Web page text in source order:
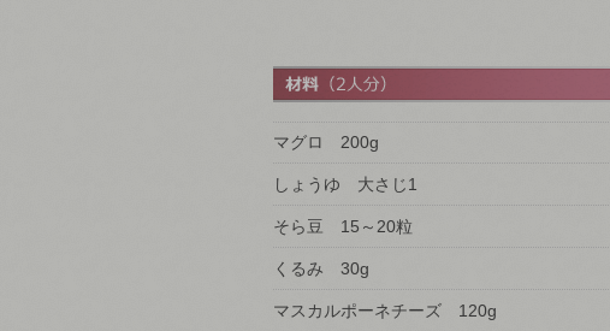
マグロ 200g
しょうゆ 大さじ1
そら豆 15～20粒
くるみ 30g
マスカルポーネチーズ 120g